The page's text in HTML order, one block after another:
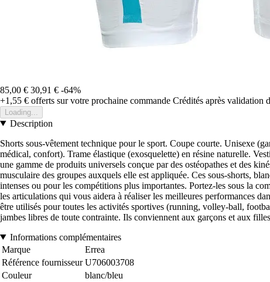
85,00 € 30,91 € -64%
+1,55 € offerts sur votre prochaine commande Crédités après validation
Loading...
Description
Shorts sous-vêtement technique pour le sport. Coupe courte. Unisexe
médical, confort). Trame élastique (exosquelette) en résine naturelle.
une gamme de produits universels conçue par des ostéopathes et des
musculaire des groupes auxquels elle est appliquée. Ces sous-shorts,
intenses ou pour les compétitions plus importantes. Portez-les sous la
les articulations qui vous aidera à réaliser les meilleures performances
être utilisés pour toutes les activités sportives (running, volley-ball,
jambes libres de toute contrainte. Ils conviennent aux garçons et aux
Informations complémentaires
Marque
Errea
Référence fournisseur U706003708
Couleur
blanc/bleu